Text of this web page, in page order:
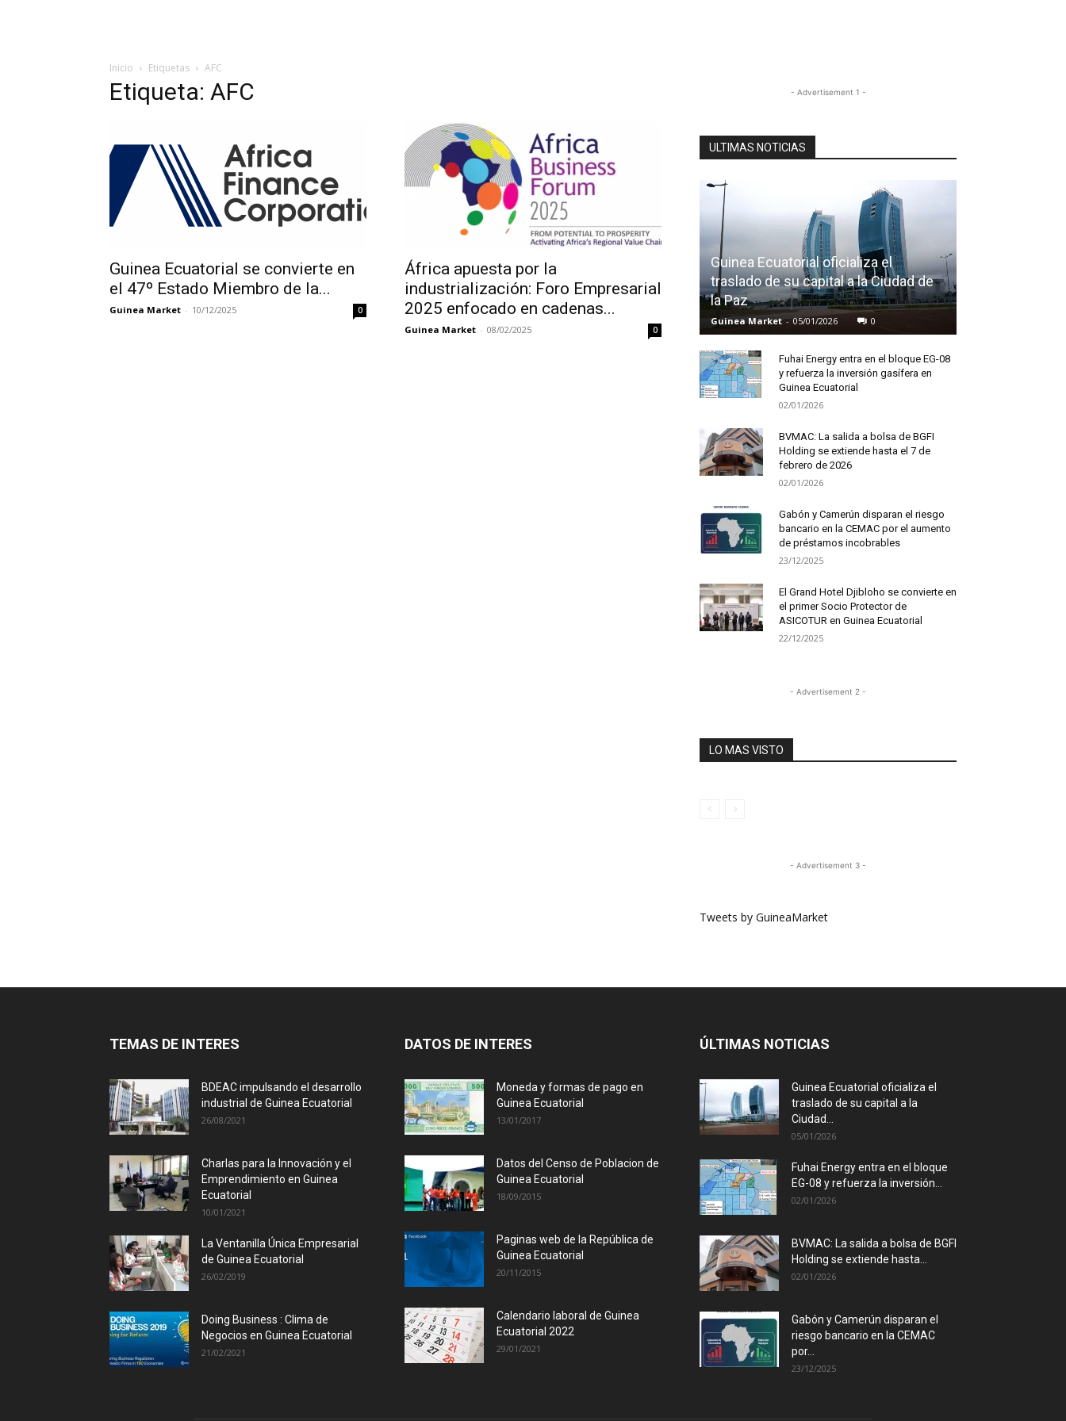
Inicio Etiquetas AFC
Etiqueta: AFC
Guinea Ecuatorial se convierte en
el 47º Estado Miembro de la...
Guinea Market - 10/12/2025 0
África apuesta por la
industrialización: Foro Empresarial
2025 enfocado en cadenas...
Guinea Market - 08/02/2025 0
- Advertisement 1 -
ULTIMAS NOTICIAS
Guinea Ecuatorial oficializa el
traslado de su capital a la Ciudad de
la Paz
Guinea Market - 05/01/2026 0
Fuhai Energy entra en el bloque EG-08
y refuerza la inversión gasífera en
Guinea Ecuatorial
02/01/2026
BVMAC: La salida a bolsa de BGFI
Holding se extiende hasta el 7 de
febrero de 2026
02/01/2026
Gabón y Camerún disparan el riesgo
bancario en la CEMAC por el aumento
de préstamos incobrables
23/12/2025
El Grand Hotel Djibloho se convierte en
el primer Socio Protector de
ASICOTUR en Guinea Ecuatorial
22/12/2025
- Advertisement 2 -
LO MAS VISTO
- Advertisement 3 -
Tweets by GuineaMarket
TEMAS DE INTERES
BDEAC impulsando el desarrollo
industrial de Guinea Ecuatorial
26/08/2021
Charlas para la Innovación y el
Emprendimiento en Guinea
Ecuatorial
10/01/2021
La Ventanilla Única Empresarial
de Guinea Ecuatorial
26/02/2019
Doing Business : Clima de
Negocios en Guinea Ecuatorial
21/02/2021
DATOS DE INTERES
Moneda y formas de pago en
Guinea Ecuatorial
13/01/2017
Datos del Censo de Poblacion de
Guinea Ecuatorial
18/09/2015
Paginas web de la República de
Guinea Ecuatorial
20/11/2015
Calendario laboral de Guinea
Ecuatorial 2022
29/01/2021
ÚLTIMAS NOTICIAS
Guinea Ecuatorial oficializa el
traslado de su capital a la
Ciudad...
05/01/2026
Fuhai Energy entra en el bloque
EG-08 y refuerza la inversión...
02/01/2026
BVMAC: La salida a bolsa de BGFI
Holding se extiende hasta...
02/01/2026
Gabón y Camerún disparan el
riesgo bancario en la CEMAC
por...
23/12/2025